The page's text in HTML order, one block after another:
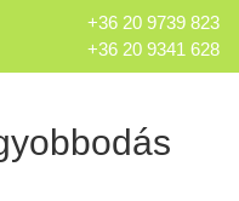
+36 20 9739 823
+36 20 9341 628